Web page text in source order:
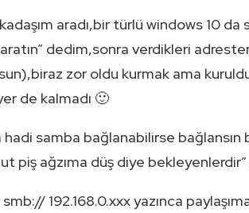
aradı,bir türlü windows 10
dedim,sonra verdikleri
zor oldu kurmak ama
de kalmadı 🙂
samba bağlanabilirse
piş ağzıma düş diye
192.168.0.xxx yazınca